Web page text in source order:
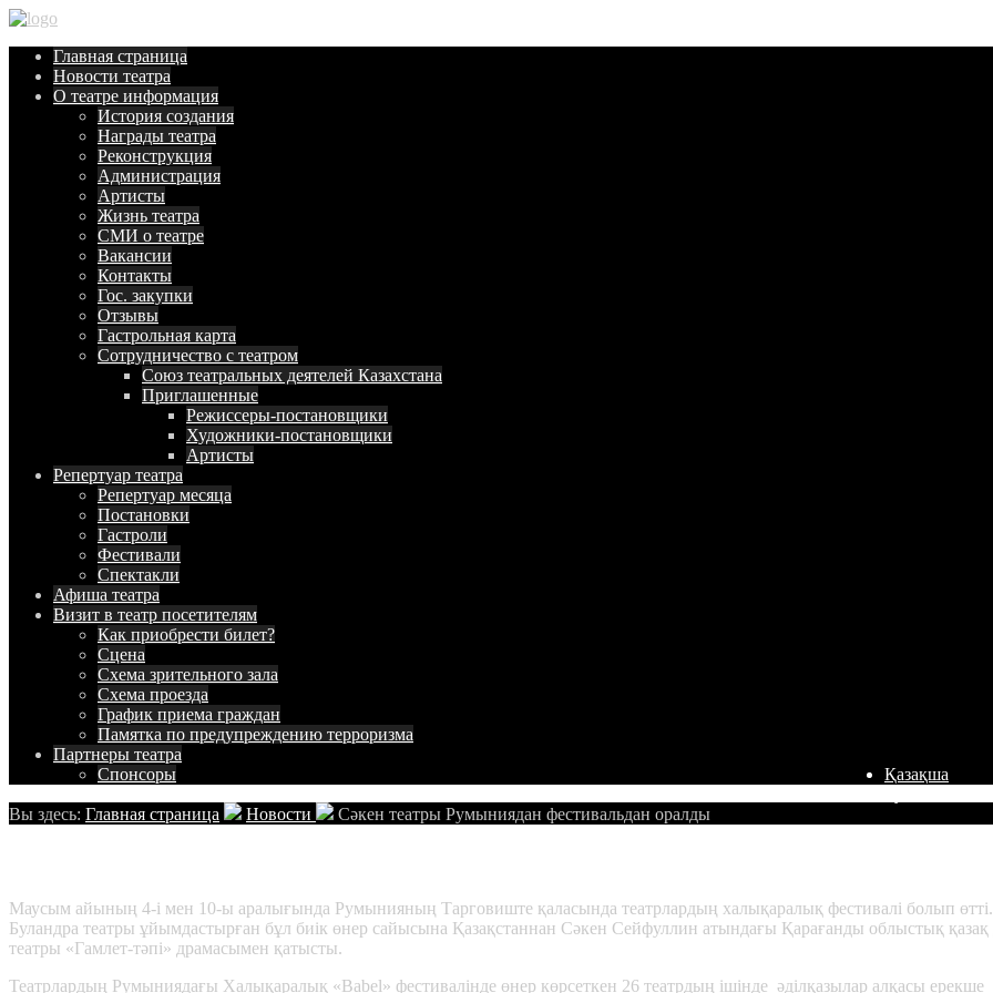
Главная страница
Новости театра
О театре информация
История создания
Награды театра
Реконструкция
Администрация
Артисты
Жизнь театра
СМИ о театре
Вакансии
Контакты
Гос. закупки
Отзывы
Гастрольная карта
Сотрудничество с театром
Союз театральных деятелей Казахстана
Приглашенные
Режиссеры-постановщики
Художники-постановщики
Артисты
Репертуар театра
Репертуар месяца
Постановки
Гастроли
Фестивали
Спектакли
Афиша театра
Визит в театр посетителям
Как приобрести билет?
Сцена
Схема зрительного зала
Схема проезда
График приема граждан
Памятка по предупреждению терроризма
Партнеры театра
Спонсоры
Қазақша
Вы здесь: Главная страница Новости Сәкен театры Румыниядан фестивальдан оралды
Маусым айының 4-і мен 10-ы аралығында Румынияның Тарговиште қаласында театрлардың халықаралық фестивалі болып
Буландра театры ұйымдастырған бұл биік өнер сайысына Қазақстаннан Сәкен Сейфуллин атындағы Қарағанды облыстық қазақ
театры «Гамлет-тәпі» драмасымен қатысты.
Театрлардың Румыниядағы Халықаралық «Babel» фестивалінде өнер көрсеткен 26 театрдың ішінде әділқазылар алқасы ерекше